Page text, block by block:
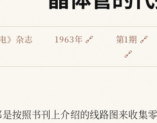
》杂志 1963年 🔗 第1期 🔗
🔗
按照书刊上介绍的线路图来收集